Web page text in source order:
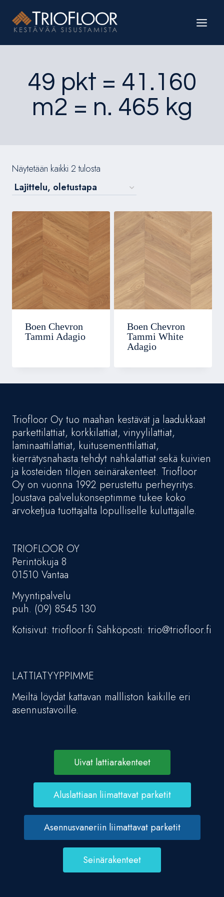
sisältöön
49 pkt = 41.160
m2 = n. 465 kg
Näytetään kaikki 2 tulosta
Boen Chevron
Tammi Adagio
Boen Chevron
Tammi White
Adagio
Triofloor Oy tuo maahan kestävät ja laadukkaat
parkettilattiat, korkkilattiat, vinyylilattiat,
laminaattilattiat, kuitusementtilattiat,
kierrätysnahasta tehdyt nahkalattiat sekä kuivien
ja kosteiden tilojen seinärakenteet. Triofloor
Oy on vuonna 1992 perustettu perheyritys.
Joustava palvelukonseptimme tukee koko
arvoketjua tuottajalta lopulliselle kuluttajalle.
TRIOFLOOR OY
Perintökuja 8
01510 Vantaa
Myyntipalvelu
puh. (09) 8545 130
Kotisivut: triofloor.fi Sähköposti: trio@triofloor.fi
LATTIATYYPPIMME
Meiltä löydät kattavan mallliston kaikille eri
asennustavoille.
Uivat lattiarakenteet
Aluslattiaan liimattavat parketit
Asennusvaneriin liimattavat parketit
Seinärakenteet